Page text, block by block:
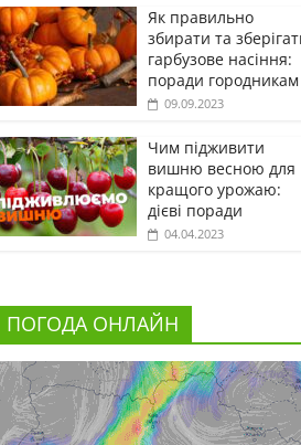
Як правильно
збирати та
гарбузове насіння:
поради городникам
09.09.2023
Чим підживити
вишню весною для
кращого урожаю:
дієві поради
04.04.2023
ПОГОДА ОНЛАЙН